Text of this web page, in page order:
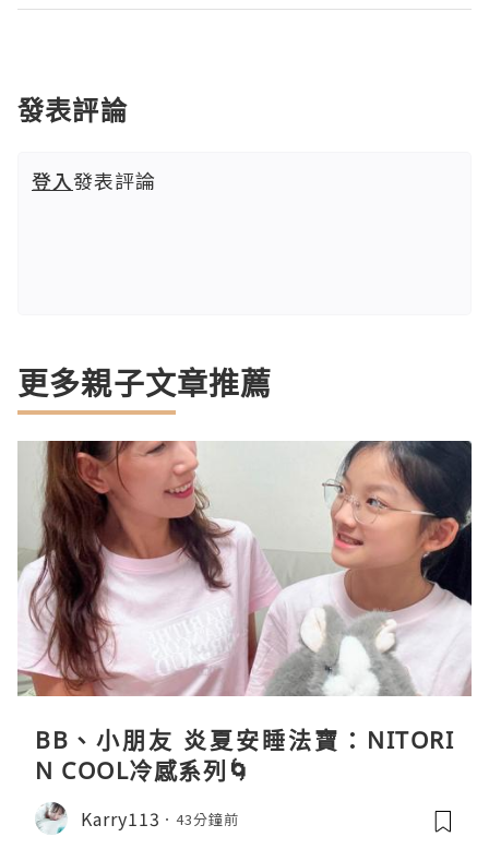
發表評論
登入發表評論
更多親子文章推薦
BB、小朋友 炎夏安睡法寶：NITORI
N COOL冷感系列🌀
Karry113 43分鐘前